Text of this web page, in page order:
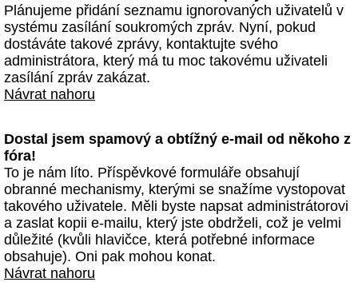
Plánujeme přidání seznamu ignorovaných uživatelů v
systému zasílání soukromých zpráv. Nyní, pokud
dostáváte takové zprávy, kontaktujte svého
administrátora, který má tu moc takovému uživateli
zasílání zpráv zakázat.
Návrat nahoru
Dostal jsem spamový a obtížný e-mail od někoho z
fóra!
To je nám líto. Příspěvkové formuláře obsahují
obranné mechanismy, kterými se snažíme vystopovat
takového uživatele. Měli byste napsat administrátorovi
a zaslat kopii e-mailu, který jste obdrželi, což je velmi
důležité (kvůli hlavičce, která potřebné informace
obsahuje). Oni pak mohou konat.
Návrat nahoru